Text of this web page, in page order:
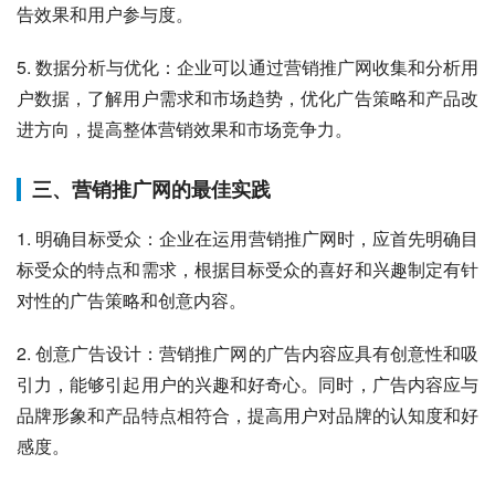
告效果和用户参与度。
5. 数据分析与优化：企业可以通过营销推广网收集和分析用
户数据，了解用户需求和市场趋势，优化广告策略和产品改
进方向，提高整体营销效果和市场竞争力。
三、营销推广网的最佳实践
1. 明确目标受众：企业在运用营销推广网时，应首先明确目
标受众的特点和需求，根据目标受众的喜好和兴趣制定有针
对性的广告策略和创意内容。
2. 创意广告设计：营销推广网的广告内容应具有创意性和吸
引力，能够引起用户的兴趣和好奇心。同时，广告内容应与
品牌形象和产品特点相符合，提高用户对品牌的认知度和好
感度。